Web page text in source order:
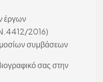
έργων
2016)
συμβάσεων
σας στην